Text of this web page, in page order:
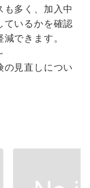
も多く、加入中
ているかを確認
できます。
の見直しについ